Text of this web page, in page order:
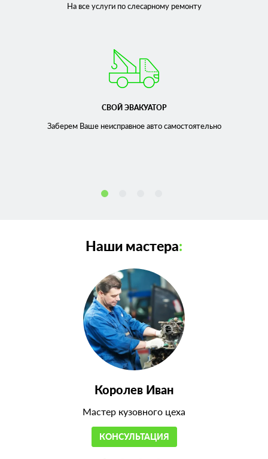
На все услуги по слесарномуремонту
СВОЙ ЭВАКУАТОР
Заберем Ваше неисправноеавто самостоятельно
Наши мастера:
Королев Иван
Мастер кузовного цеха
КОНСУЛЬТАЦИЯ